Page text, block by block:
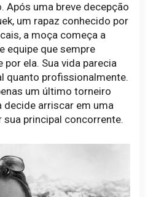
Após uma breve decepção
um rapaz conhecido por
a moça começa a
equipe que sempre
ela. Sua vida parecia
quanto profissionalmente.
um último torneiro
decide arriscar em uma
sua principal concorrente.